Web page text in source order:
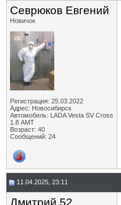
Севрюков Евгений
Новичок
Регистрация: 25.03.2022
Адрес: Новосибирск
Автомобиль: LADA Vesta SV Cross
1.8 АМТ
Возраст: 40
Сообщений: 24
11.04.2025, 23:11
Дмитрий 52